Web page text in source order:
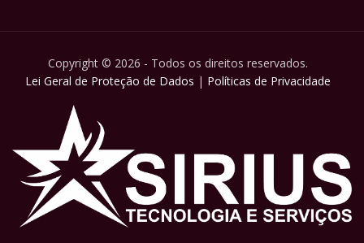
Copyright © 2026 - Todos os direitos reservados.
Lei Geral de Proteção de Dados | Políticas de Privacidade